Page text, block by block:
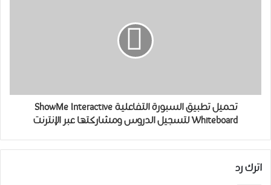
تحميل ﺗﻄﺒﻴﻖ السبورة التفاعلية ShowMe Interactive
Whiteboard لتسجيل الدروس ﻭﻣﺸﺎﺭﻛﺘﻬﺎ ﻋﺒﺮ ﺍﻹﻧﺘﺮﻧﺖ
اترك رد